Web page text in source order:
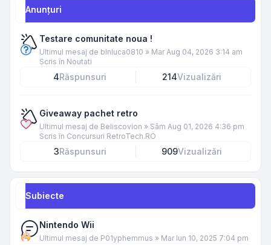
Anunţuri
Testare comunitate noua !
Ultimul mesaj de blnluca0810 » Mar Aug 04, 2026 3:14 am
Scris în Noutati
4Răspunsuri 214Vizualizări
Giveaway pachet retro
Ultimul mesaj de Beliscovion » Sâm Aug 01, 2026 4:36 pm
Scris în Concursuri RetroTech.RO
3Răspunsuri 909Vizualizări
Subiecte
Nintendo Wii
Ultimul mesaj de P01yphemmus » Mar Iun 10, 2025 7:04 pm